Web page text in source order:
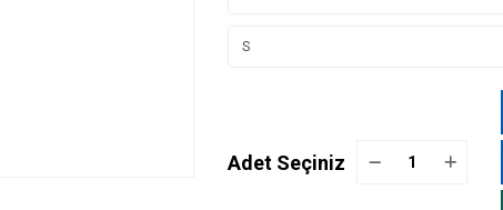
Adet Seçiniz